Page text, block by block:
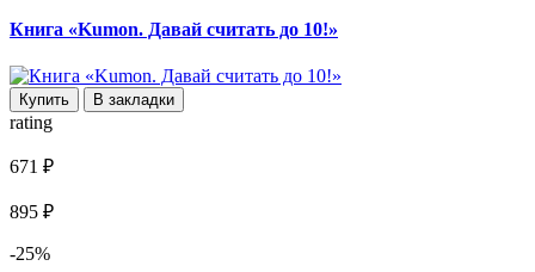
Книга «Kumon. Давай считать до 10!»
Купить В закладки
rating
671 ₽
895 ₽
-25%